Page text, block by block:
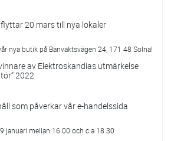
20 mars till nya lokaler
nya butik på Banvaktsvägen 24, 171 48 Solna!
av Elektroskandias utmärkelse
2022
som påverkar vår e-handelssida
januari mellan 16.00 och c:a 18.30